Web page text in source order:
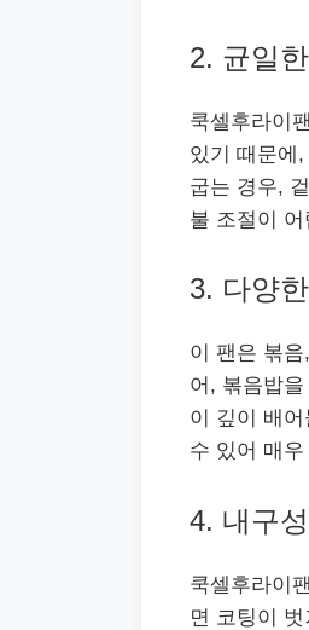
2. 균일
쿡셀후라이
있기 때문에
굽는 경우,
불 조절이
3. 다양
이 팬은 볶
어, 볶음밥
이 깊이 배
수 있어 매
4. 내구
쿡셀후라이
면 코팅이